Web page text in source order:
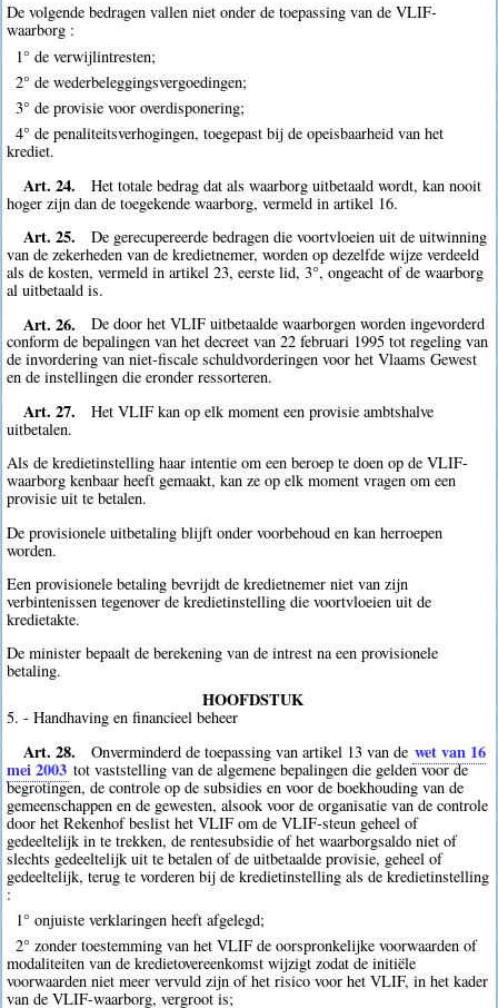
De volgende bedragen vallen niet onder de toepassing van de VLIF-
waarborg :
1° de verwijlintresten;
2° de wederbeleggingsvergoedingen;
3° de provisie voor overdisponering;
4° de penaliteitsverhogingen, toegepast bij de opeisbaarheid van het
krediet.
Art. 24.
Het totale bedrag dat als waarborg uitbetaald wordt, kan nooit
hoger zijn dan de toegekende waarborg, vermeld in artikel 16.
Art. 25.
De gerecupereerde bedragen die voortvloeien uit de uitwinning
van de zekerheden van de kredietnemer, worden op dezelfde wijze verdeeld
als de kosten, vermeld in artikel 23, eerste lid, 3°, ongeacht of de waarborg
al uitbetaald is.
Art. 26.
De door het VLIF uitbetaalde waarborgen worden ingevorderd
conform de bepalingen van het decreet van 22 februari 1995 tot regeling van
de invordering van niet-fiscale schuldvorderingen voor het Vlaams Gewest
en de instellingen die eronder ressorteren.
Art. 27.
Het VLIF kan op elk moment een provisie ambtshalve
uitbetalen.
Als de kredietinstelling haar intentie om een beroep te doen op de VLIF-
waarborg kenbaar heeft gemaakt, kan ze op elk moment vragen om een
provisie uit te betalen.
De provisionele uitbetaling blijft onder voorbehoud en kan herroepen
worden.
Een provisionele betaling bevrijdt de kredietnemer niet van zijn
verbintenissen tegenover de kredietinstelling die voortvloeien uit de
kredietakte.
De minister bepaalt de berekening van de intrest na een provisionele
betaling.
HOOFDSTUK
5. - Handhaving en financieel beheer
Art. 28. Onverminderd de toepassing van artikel 13 van de wet van 16
mei 2003 tot vaststelling van de algemene bepalingen die gelden voor de
begrotingen, de controle op de subsidies en voor de boekhouding van de
gemeenschappen en de gewesten, alsook voor de organisatie van de controle
door het Rekenhof beslist het VLIF om de VLIF-steun geheel of
gedeeltelijk in te trekken, de rentesubsidie of het waarborgsaldo niet of
slechts gedeeltelijk uit te betalen of de uitbetaalde provisie, geheel of
gedeeltelijk, terug te vorderen bij de kredietinstelling als de kredietinstelling
:
1° onjuiste verklaringen heeft afgelegd;
2° zonder toestemming van het VLIF de oorspronkelijke voorwaarden of
modaliteiten van de kredietovereenkomst wijzigt zodat de initiële
voorwaarden niet meer vervuld zijn of het risico voor het VLIF, in het kader
van de VLIF-waarborg, vergroot is;